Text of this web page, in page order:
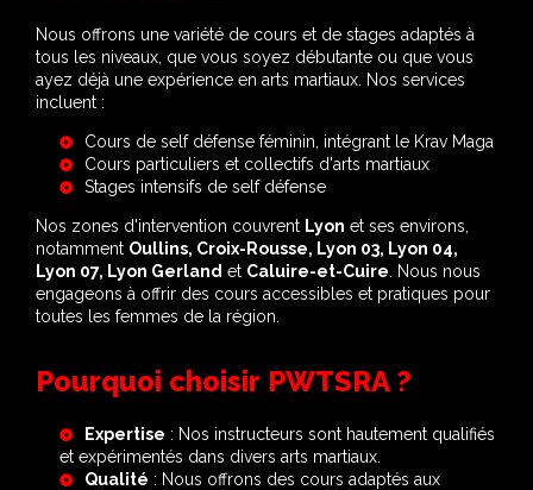
Nous offrons une variété de cours et de stages adaptés à
tous les niveaux, que vous soyez débutante ou que vous
ayez déjà une expérience en arts martiaux. Nos services
incluent :
Cours de self défense féminin, intégrant le Krav Maga
Cours particuliers et collectifs d'arts martiaux
Stages intensifs de self défense
Nos zones d'intervention couvrent Lyon et ses environs,
notamment Oullins, Croix-Rousse, Lyon 03, Lyon 04,
Lyon 07, Lyon Gerland et Caluire-et-Cuire . Nous nous
engageons à offrir des cours accessibles et pratiques pour
toutes les femmes de la région.
Pourquoi choisir PWTSRA ?
Expertise : Nos instructeurs sont hautement qualifiés
et expérimentés dans divers arts martiaux.
Qualité : Nous offrons des cours adaptés aux